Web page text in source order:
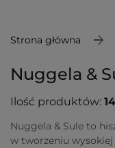
Strona główna
Nuggela &
Ilość produktów: 14
Nuggela & Sule to
w tworzeniu wysokiej